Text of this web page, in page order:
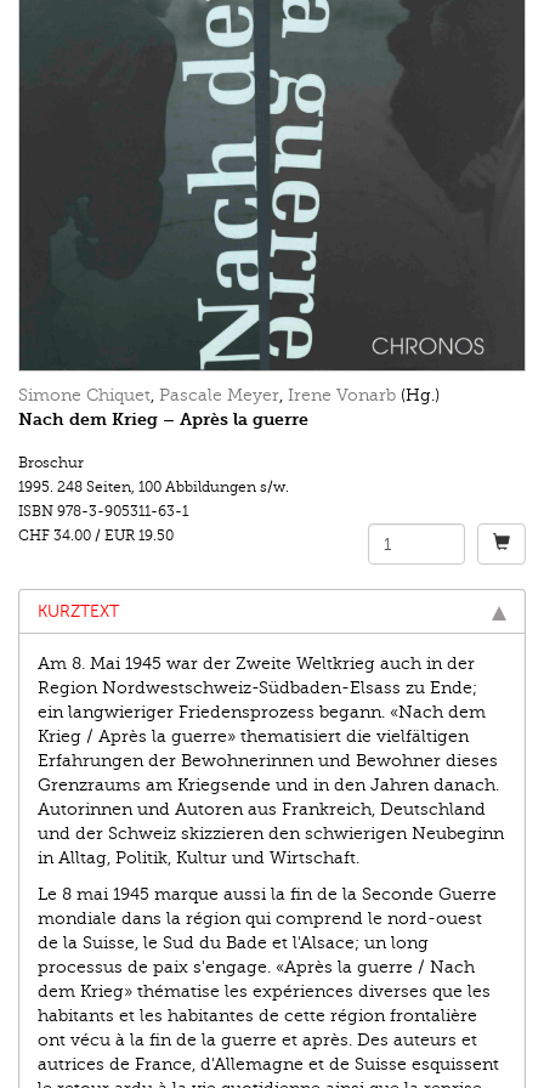
Simone Chiquet, Pascale Meyer, Irene Vonarb (Hg.)
Nach dem Krieg – Après la guerre
Broschur
1995. 248 Seiten, 100 Abbildungen s/w.
ISBN 978-3-905311-63-1
CHF 34.00 / EUR 19.50
KURZTEXT
Am 8. Mai 1945 war der Zweite Weltkrieg auch in der
Region Nordwestschweiz-Südbaden-Elsass zu Ende;
ein langwieriger Friedensprozess begann. «Nach dem
Krieg / Après la guerre» thematisiert die vielfältigen
Erfahrungen der Bewohnerinnen und Bewohner dieses
Grenzraums am Kriegsende und in den Jahren danach.
Autorinnen und Autoren aus Frankreich, Deutschland
und der Schweiz skizzieren den schwierigen Neubeginn
in Alltag, Politik, Kultur und Wirtschaft.
Le 8 mai 1945 marque aussi la fin de la Seconde Guerre
mondiale dans la région qui comprend le nord-ouest
de la Suisse, le Sud du Bade et l'Alsace; un long
processus de paix s'engage. «Après la guerre / Nach
dem Krieg» thématise les expériences diverses que les
habitants et les habitantes de cette région frontalière
ont vécu à la fin de la guerre et après. Des auteurs et
autrices de France, d'Allemagne et de Suisse esquissent